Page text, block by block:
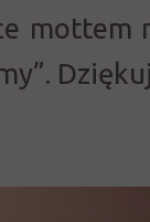
mottem